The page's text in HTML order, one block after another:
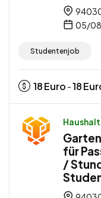
05/
Studentenjob
18Euro -18
Haushalt
für
/